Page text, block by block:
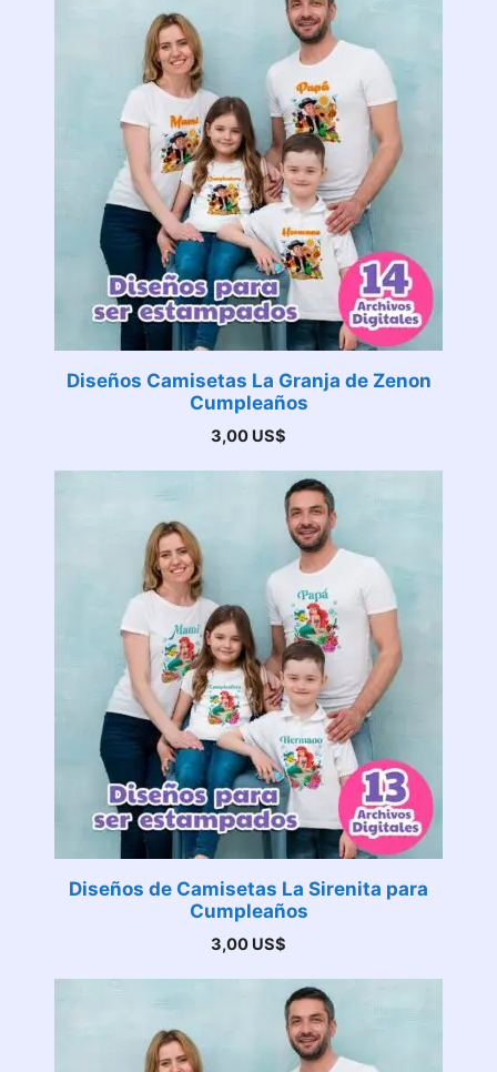
Diseños Camisetas La Granja de Zenon
Cumpleaños
3,00 US$
Diseños de Camisetas La Sirenita para
Cumpleaños
3,00 US$